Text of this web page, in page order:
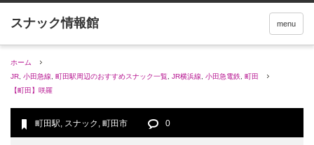
menu
ホーム
JR 小田急線 町田駅周辺のおすすめスナック一覧 JR横浜線 小田急電鉄 町田
【町田】咲羅
町田駅, スナック , 町田市 0